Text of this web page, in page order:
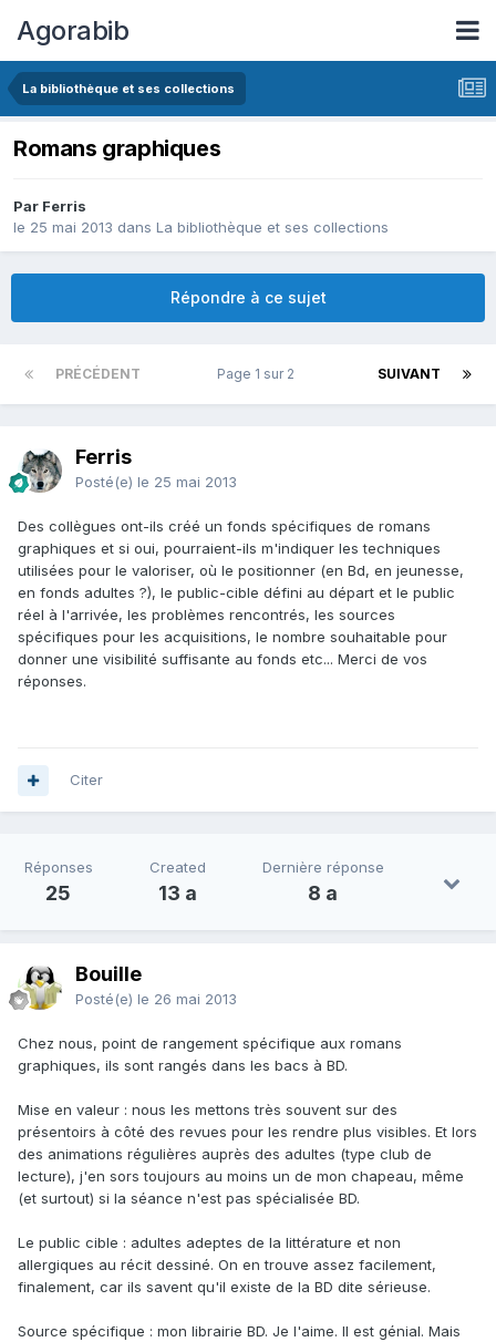
Agorabib
La bibliothèque et ses collections
Romans graphiques
Par Ferris
le 25 mai 2013 dans La bibliothèque et ses collections
Répondre à ce sujet
PRÉCÉDENT SUIVANT
Page 1 sur 2
Ferris
Posté(e) le 25 mai 2013
Des collègues ont-ils créé un fonds spécifiques de romans
graphiques et si oui, pourraient-ils m'indiquer les techniques
utilisées pour le valoriser, où le positionner (en Bd, en jeunesse,
en fonds adultes ?), le public-cible défini au départ et le public
réel à l'arrivée, les problèmes rencontrés, les sources
spécifiques pour les acquisitions, le nombre souhaitable pour
donner une visibilité suffisante au fonds etc... Merci de vos
réponses.
Citer
Réponses
25
Created
13 a
Dernière réponse
8 a
Bouille
Posté(e) le 26 mai 2013
Chez nous, point de rangement spécifique aux romans
graphiques, ils sont rangés dans les bacs à BD.
Mise en valeur : nous les mettons très souvent sur des
présentoirs à côté des revues pour les rendre plus visibles. Et lors
des animations régulières auprès des adultes (type club de
lecture), j'en sors toujours au moins un de mon chapeau, même
(et surtout) si la séance n'est pas spécialisée BD.
Le public cible : adultes adeptes de la littérature et non
allergiques au récit dessiné. On en trouve assez facilement,
finalement, car ils savent qu'il existe de la BD dite sérieuse.
Source spécifique : mon librairie BD. Je l'aime. Il est génial. Mais